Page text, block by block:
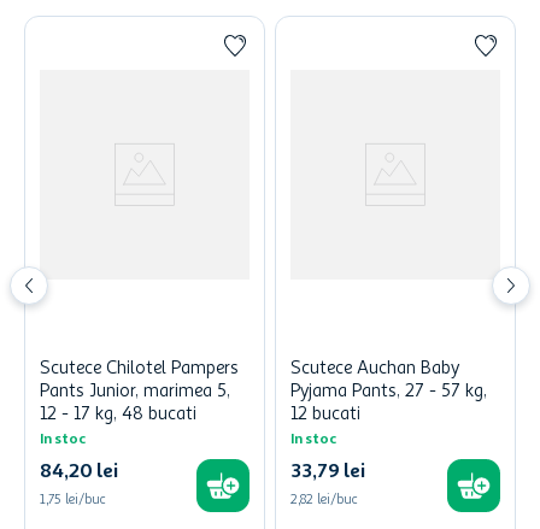
Scutece Chilotel Pampers
Pants Junior, marimea 5,
12 - 17 kg, 48 bucati
In stoc
84,20 lei
1,75 lei/buc
Scutece Auchan Baby
Pyjama Pants, 27 - 57 kg,
12 bucati
In stoc
33,79 lei
2,82 lei/buc